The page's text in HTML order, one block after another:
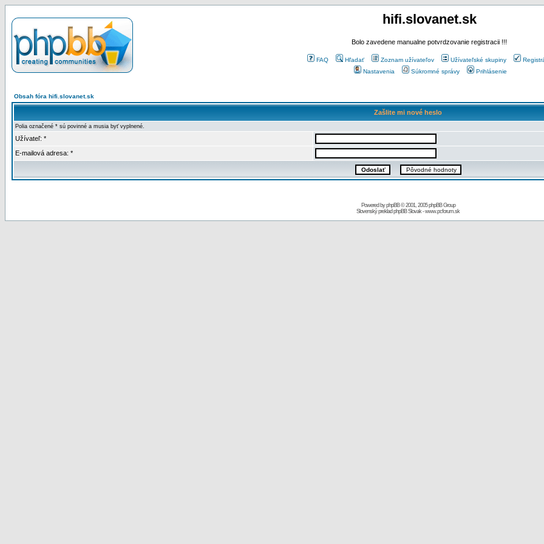
hifi.slovanet.sk
Bolo zavedene manualne potvrdzovanie registracii !!!
FAQ Hľadať Zoznam užívateľov Užívateľské skupiny
Nastavenia
Súkromné správy Prihlásenie
Obsah fóra hifi.slovanet.sk
Zašlite mi nové heslo
Polia označené * sú povinné a musia byť vyplnené.
Užívateľ: *
E-mailová adresa: *
Powered byphpBB© 2001, 2005 phpBB Group
Slovenský preklad phpBB Slovak-www.pcforum.sk